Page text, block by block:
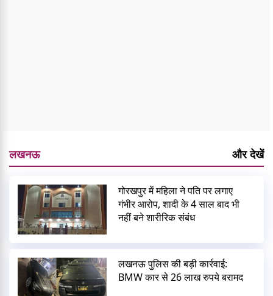
लखनऊ और देखें
गोरखपुर में महिला ने पति पर लगाए
गंभीर आरोप, शादी के 4 साल बाद भी
नहीं बने शारीरिक संबंध
लखनऊ पुलिस की बड़ी कार्रवाई:
BMW कार से 26 लाख रुपये बरामद